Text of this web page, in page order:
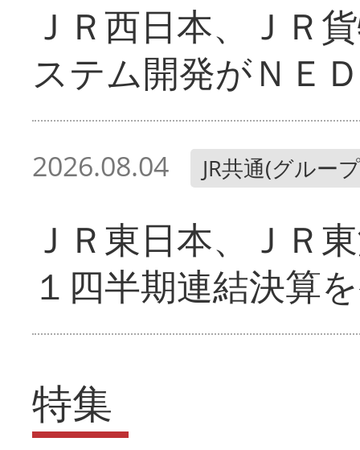
ＪＲ西日本、ＪＲ
ステム開発がＮＥ
2026.08.04 JR共通(グルー
ＪＲ東日本、ＪＲ
１四半期連結決算
特集